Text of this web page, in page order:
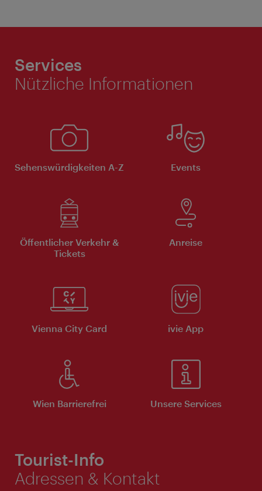
Services
Nützliche Informationen
Sehenswürdigkeiten A-Z Events
Öffentlicher Verkehr &
Tickets
Anreise
Vienna City Card ivie App
Wien Barrierefrei Unsere Services
Tourist-Info
Adressen & Kontakt